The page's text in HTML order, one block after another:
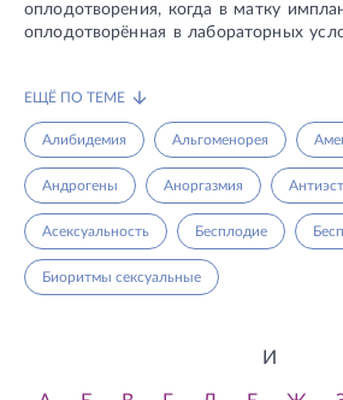
оплодотворения, когда в матку
оплодотворённая в лабораторных
ЕЩЁ ПО ТЕМЕ
Алибидемия Альгоменорея
Андрогены Аноргазмия
Асексуальность Бесплодие
Биоритмы сексуальные
И